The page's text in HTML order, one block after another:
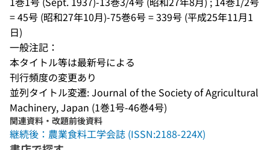
= 45号 (昭和27年10月)-75巻6号 = 339号 (平成25年11月1
日)
一般注記：
本タイトル等は最新号による
刊行頻度の変更あり
並列タイトル変遷: Journal of the Society of Agricultural
Machinery, Japan (1巻1号-46巻4号)
関連資料・改題前後資料
継続後：農業食料工学会誌 (ISSN:2188-224X)